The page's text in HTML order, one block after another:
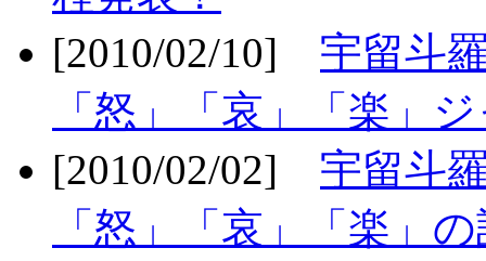
[2010/02/10] 宇留斗
「怒」「哀」「楽」
[2010/02/02] 宇留斗
「怒」「哀」「楽」